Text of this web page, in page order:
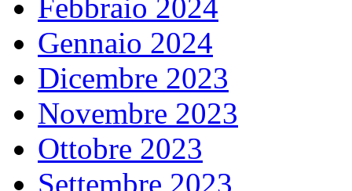
Febbraio 2024
Gennaio 2024
Dicembre 2023
Novembre 2023
Ottobre 2023
Settembre 2023